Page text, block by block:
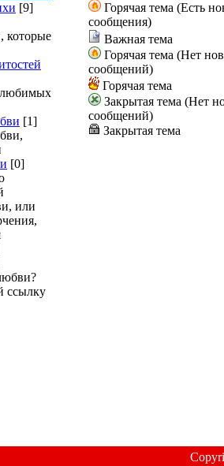
[9]
которые
[1]
[0]
или
ссылку
Горячая тема (Есть
сообщения)
Важная тема
Горячая тема (Нет
сообщений)
Горячая тема
Закрытая тема (Нет
сообщений)
Закрытая тема